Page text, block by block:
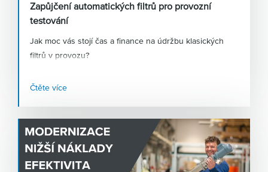
Zapůjčení automatických filtrů pro provozní
testování
Jak moc vás stojí čas a finance na údržbu klasických
filtrů v provozu?
filtrace bez plánovaných odstávek. Navíc si je teď
Čtěte více